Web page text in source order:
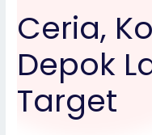
Ceria,
Depok
Target
Depok
Lampaui
Target